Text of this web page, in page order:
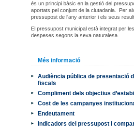
és un principi bàsic en la gestió del
aportats pel conjunt de la ciutadania. Per
pressupost de l'any anterior i els seus
El pressupost municipal està integrat per
despeses segons la seva naturalesa.
Més informació
Audiència pública de presentació
fiscals
Compliment dels objectius
Cost de les campanyes
Endeutament
Indicadors del pressupost i